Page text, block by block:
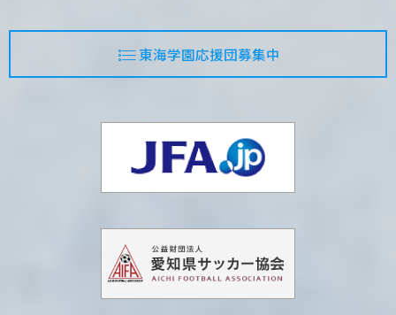
東海学園応援団募集中